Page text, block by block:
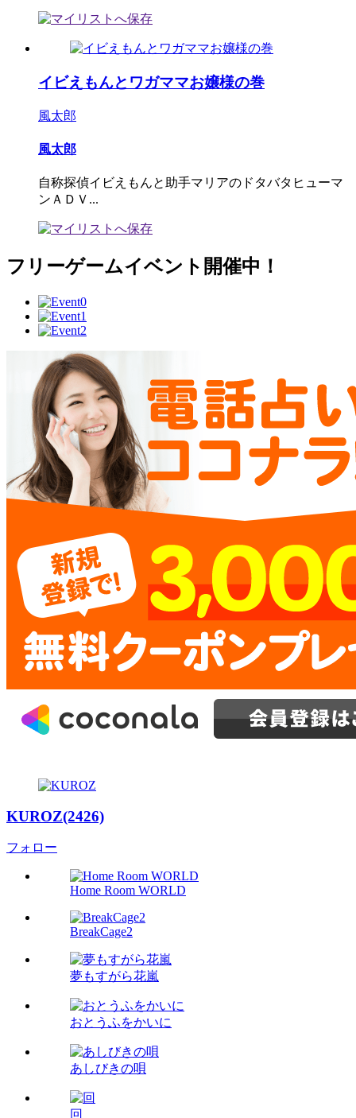
イビえもんとワガママお嬢様の巻
風太郎
風太郎
自称探偵イビえもんと助手マリアのドタバタヒューマ
ンＡＤＶ...
フリーゲームイベント開催中！
KUROZ(2426)
フォロー
Home Room WORLD
BreakCage2
夢もすがら花嵐
おとうふをかいに
あしびきの唄
回